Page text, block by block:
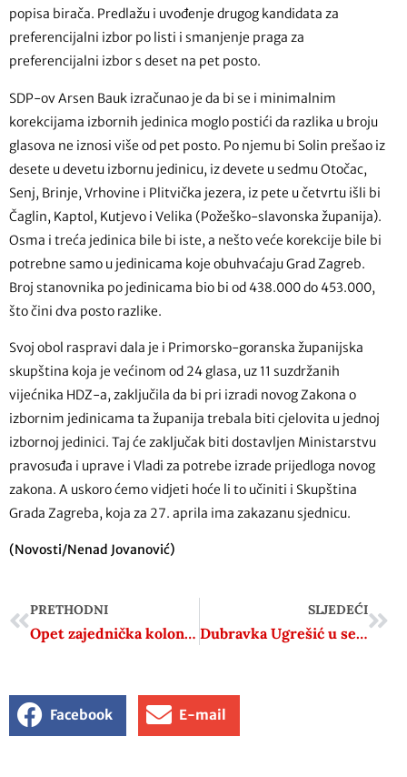
popisa birača. Predlažu i uvođenje drugog kandidata za
preferencijalni izbor po listi i smanjenje praga za
preferencijalni izbor s deset na pet posto.
SDP-ov Arsen Bauk izračunao je da bi se i minimalnim
korekcijama izbornih jedinica moglo postići da razlika u broju
glasova ne iznosi više od pet posto. Po njemu bi Solin prešao iz
desete u devetu izbornu jedinicu, iz devete u sedmu Otočac,
Senj, Brinje, Vrhovine i Plitvička jezera, iz pete u četvrtu išli bi
Čaglin, Kaptol, Kutjevo i Velika (Požeško-slavonska županija).
Osma i treća jedinica bile bi iste, a nešto veće korekcije bile bi
potrebne samo u jedinicama koje obuhvaćaju Grad Zagreb.
Broj stanovnika po jedinicama bio bi od 438.000 do 453.000,
što čini dva posto razlike.
Svoj obol raspravi dala je i Primorsko-goranska županijska
skupština koja je većinom od 24 glasa, uz 11 suzdržanih
vijećnika HDZ-a, zaključila da bi pri izradi novog Zakona o
izbornim jedinicama ta županija trebala biti cjelovita u jednoj
izbornoj jedinici. Taj će zaključak biti dostavljen Ministarstvu
pravosuđa i uprave i Vladi za potrebe izrade prijedloga novog
zakona. A uskoro ćemo vidjeti hoće li to učiniti i Skupština
Grada Zagreba, koja za 27. aprila ima zakazanu sjednicu.
(Novosti/Nenad Jovanović)
PRETHODNI
Opet zajednička kolona u Jasenovcu
SLJEDEĆI
Dubravka Ugrešić u sećanjima svojih prevodilaca
Facebook E-mail